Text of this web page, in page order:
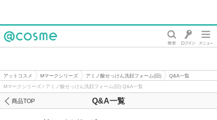
アットコスメ Mマークシリーズ アミノ酸せっけん洗顔フォーム(旧)
Q&A一覧
Mマークシリーズ / アミノ酸せっけん洗顔フォーム(旧) Q&A一覧
Q&A一覧
商品TOP